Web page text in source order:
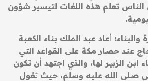
الناس تعلم هذه اللغات لتيسير شؤون
أعاد عبد الملك بناء الكعبة
عند حصار مكة على القواعد التي
ابن الزبير لها، والذي اجتهد أن تكون
صلى الله عليه وسلم، حيث تقول